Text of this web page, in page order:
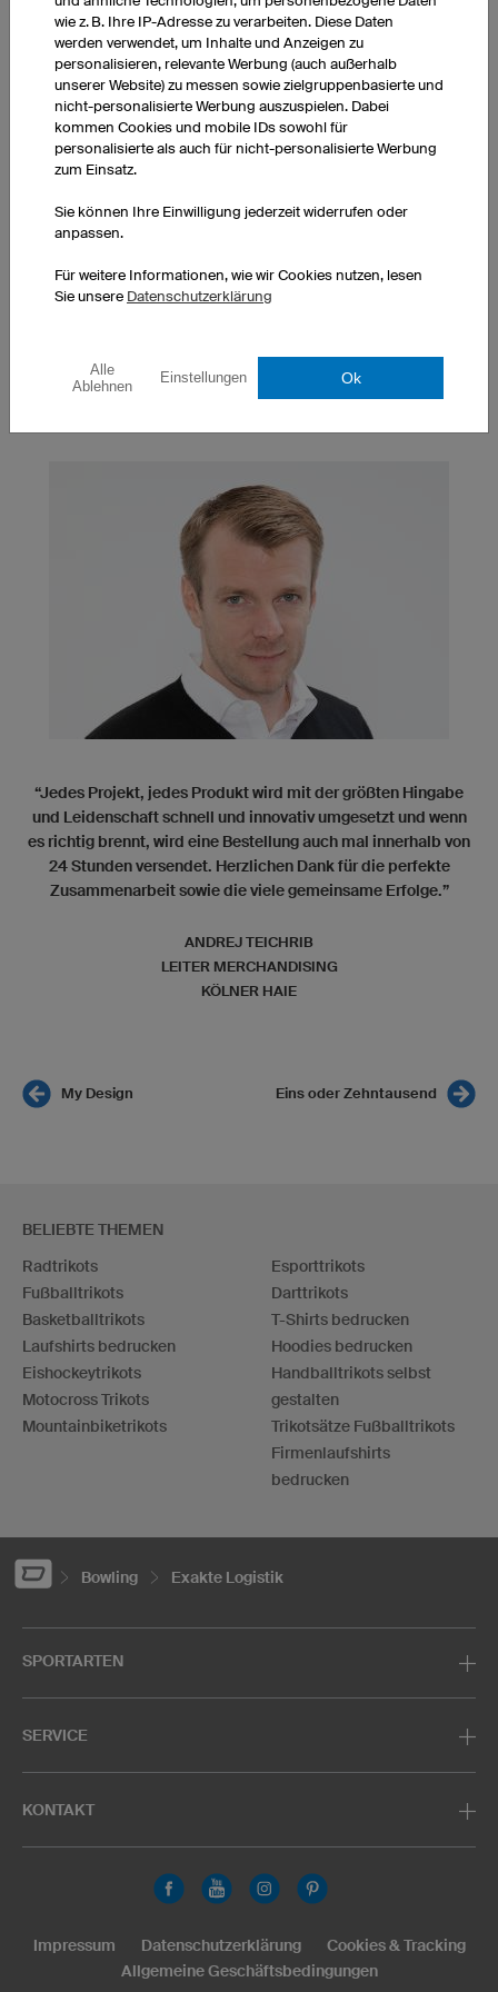
bestimmten Termin benötigen, bieten wir Ihnen
unter +49 (0) 941 890 5500.
“Jedes Projekt, jedes Produkt wird mit der größten Hingabe
und Leidenschaft schnell und innovativ umgesetzt und wenn
es richtig brennt, wird eine Bestellung auch mal innerhalb von
24 Stunden versendet. Herzlichen Dank für die perfekte
Zusammenarbeit sowie die viele gemeinsame Erfolge.”
ANDREJ TEICHRIB
LEITER MERCHANDISING
KÖLNER HAIE
My Design Eins oder Zehntausend
BELIEBTE THEMEN
Radtrikots
Fußballtrikots
Basketballtrikots
Laufshirts bedrucken
Eishockeytrikots
Motocross Trikots
Mountainbiketrikots
Esporttrikots
Darttrikots
T-Shirts bedrucken
Hoodies bedrucken
Handballtrikots selbst
gestalten
Trikotsätze Fußballtrikots
Firmenlaufshirts
bedrucken
Bowling Exakte Logistik
SPORTARTEN
SERVICE
KONTAKT
Impressum Datenschutzerklärung
Cookies & Tracking
Allgemeine Geschäftsbedingungen
wie z. B. Ihre IP-Adresse zu verarbeiten. Diese Daten
werden verwendet, um Inhalte und Anzeigen zu
personalisieren, relevante Werbung (auch außerhalb
unserer Website) zu messen sowie zielgruppenbasierte und
nicht-personalisierte Werbung auszuspielen. Dabei
kommen Cookies und mobile IDs sowohl für
personalisierte als auch für nicht-personalisierte Werbung
zum Einsatz.
Sie können Ihre Einwilligung jederzeit widerrufen oder
anpassen.
Für weitere Informationen, wie wir Cookies nutzen, lesen
Sie unsere Datenschutzerklärung
Alle
Ablehnen
Einstellungen Ok